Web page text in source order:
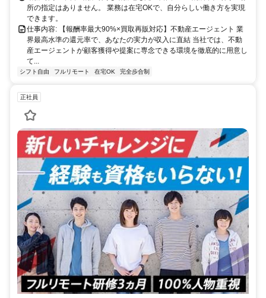
所の指定はありません。 業務は在宅OKで、自分らしい働き方を実現
できます。
仕事内容: 【報酬率最大90%×買取再販対応】不動産エージェント 業
界最高水準の還元率で、あなたの実力が収入に直結 当社では、不動
産エージェントが顧客獲得や提案に専念できる環境を徹底的に用意し
て...
シフト自由 フルリモート 在宅OK 完全歩合制
正社員